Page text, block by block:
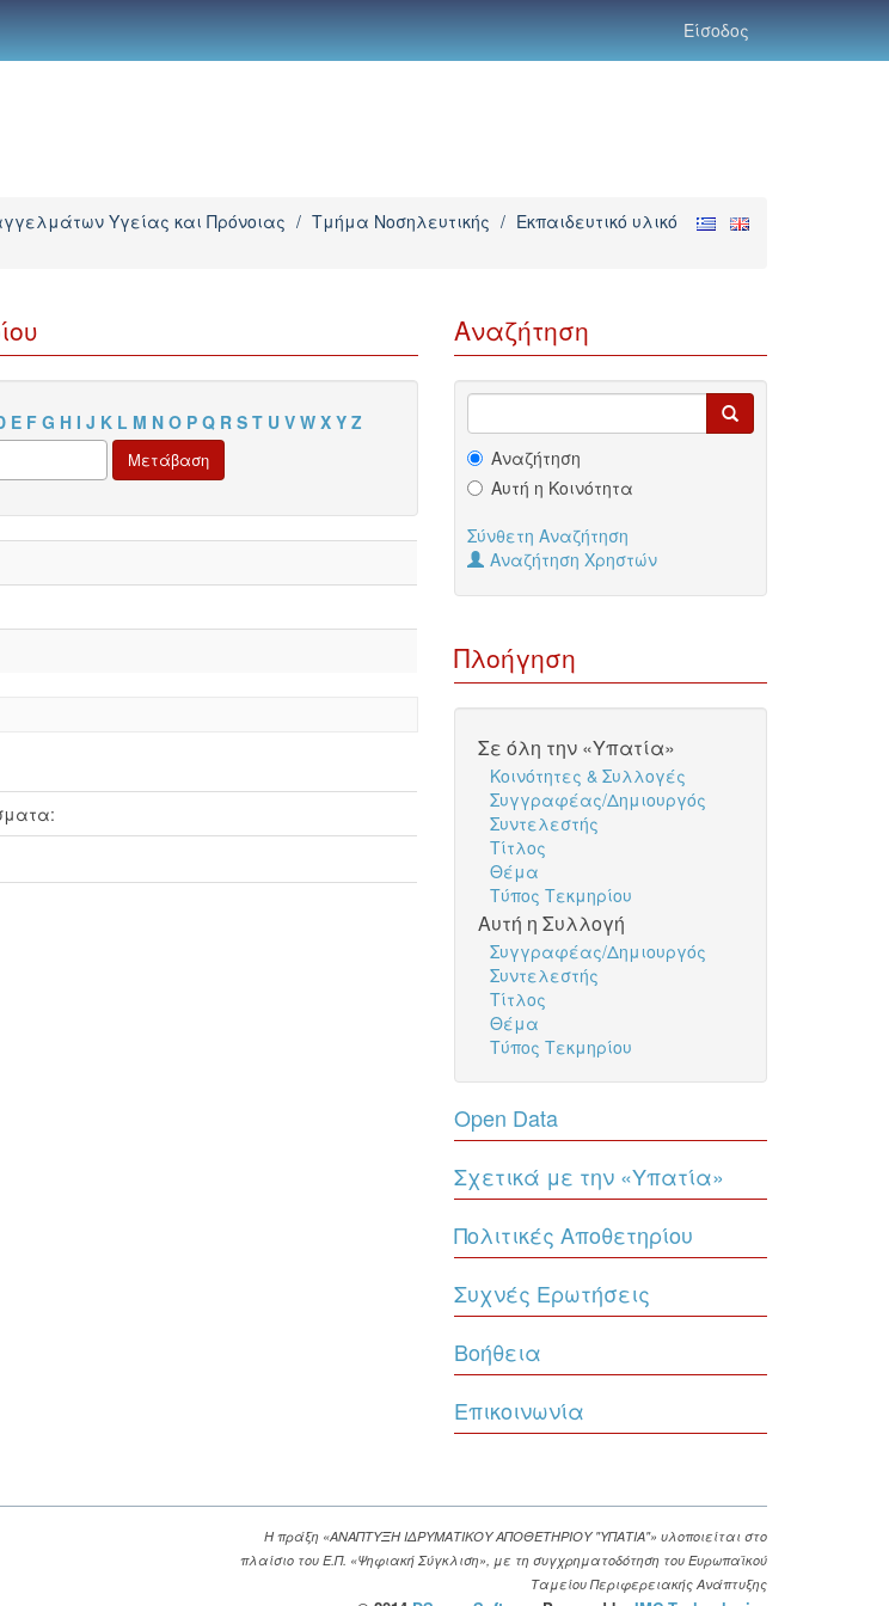
Είσοδος
Υγείας και Πρόνοιας / Τμήμα Νοσηλευτικής / Εκπαιδευτικό υλικό
E F G H I J K L M N O P Q R S T U V W X Y Z
Αναζήτηση
Αναζήτηση
Αυτή η Κοινότητα
Σύνθετη Αναζήτηση
Αναζήτηση Χρηστών
Πλοήγηση
Σε όλη την «Υπατία»
Κοινότητες & Συλλογές
Συγγραφέας/Δημιουργός
Συντελεστής
Τίτλος
Θέμα
Τύπος Τεκμηρίου
Αυτή η Συλλογή
Συγγραφέας/Δημιουργός
Συντελεστής
Τίτλος
Θέμα
Τύπος Τεκμηρίου
Open Data
Σχετικά με την «Υπατία»
Πολιτικές Αποθετηρίου
Συχνές Ερωτήσεις
Βοήθεια
Επικοινωνία
Η πράξη «ΑΝΑΠΤΥΞΗ ΙΔΡΥΜΑΤΙΚΟΥ ΑΠΟΘΕΤΗΡΙΟΥ "ΥΠΑΤΙΑ"» υλοποιείται στο
πλαίσιο του Ε.Π. «Ψηφιακή Σύγκλιση», με τη συγχρηματοδότηση του Ευρωπαϊκού
Ταμείου Περιφερειακής Ανάπτυξης